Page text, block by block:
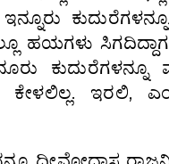
ಹಯಗಳು
ಕುದುರೆಗಳನ್ನೂ
ಇರಲಿ,